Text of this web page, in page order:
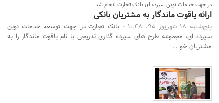
در جهت خدمات نوین سپرده ای بانک تجارت انجام شد
ارائه یاقوت ماندگار به مشتریان بانکی
پنج‌شنبه 18 شهریور 95، 11:48 -
بانک تجارت در جهت توسعه خدمات نوین
سپرده ای، مجموعه طرح های سپرده گذاری تدریجی با نام یاقوت ماندگار را به
مشتریان خو ...